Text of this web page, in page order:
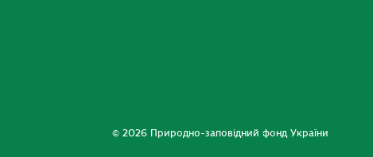
© 2026 Природно-заповідний фонд України